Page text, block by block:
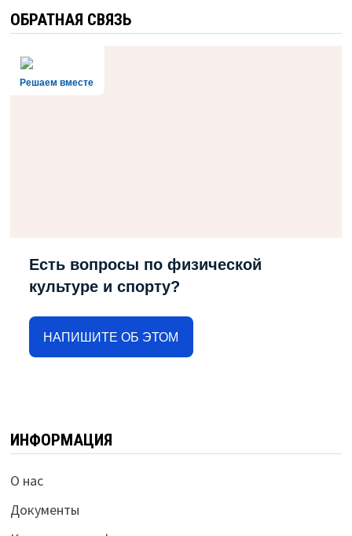
ОБРАТНАЯ СВЯЗЬ
Решаем вместе
Есть вопросы по физической
культуре и спорту?
НАПИШИТЕ ОБ ЭТОМ
ИНФОРМАЦИЯ
О нас
Документы